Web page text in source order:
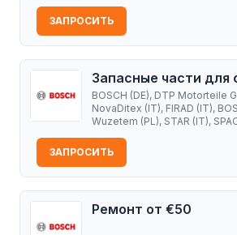
ЗАПРОСИТЬ
Запасные части для
BOSCH (DE), DTP Motorteile
NovaDitex (IT), FIRAD (IT),
Wuzetem (PL), STAR (IT),
ЗАПРОСИТЬ
Ремонт от €50